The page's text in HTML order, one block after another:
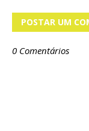
POSTAR UM
0 Comentários